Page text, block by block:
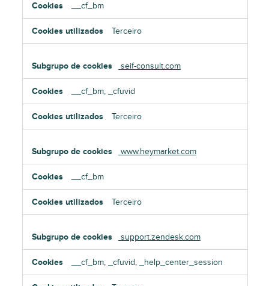
__cf_bm
Terceiro
seif-consult.com
__cf_bm, _cfuvid
Terceiro
www.heymarket.com
__cf_bm
Terceiro
support.zendesk.com
__cf_bm, _cfuvid, _help_center_session